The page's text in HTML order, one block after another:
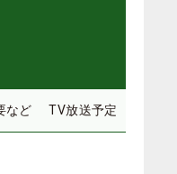
など TV放送予定